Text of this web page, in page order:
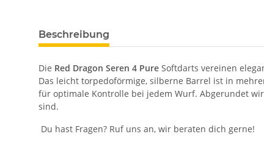
weitere Registerkarten anzeigen
Beschreibung
Die Red Dragon Seren 4 Pure Softdarts vereinen
Das leicht torpedoförmige, silberne Barrel ist in
für optimale Kontrolle bei jedem Wurf. Abgerundet
sind.
Du hast Fragen? Ruf uns an, wir beraten dich gerne!